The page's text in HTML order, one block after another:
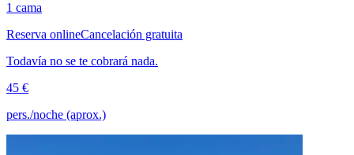
1 cama
Reserva onlineCancelación gratuita
Todavía no se te cobrará nada.
45 €
pers./noche (aprox.)